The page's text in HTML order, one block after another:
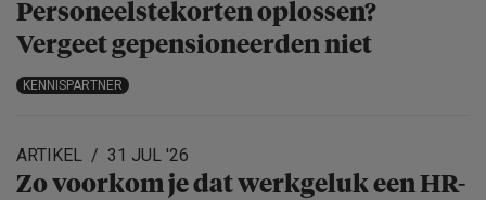
Personeels­te­korten oplossen?
Vergeet gepensio­neerden niet
KENNISPARTNER
ARTIKEL 31 JUL '26
Zo voorkom je dat werkgeluk een HR-